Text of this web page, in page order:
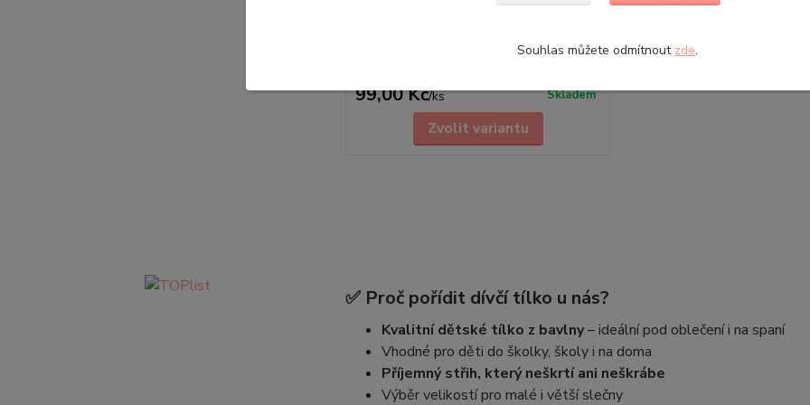
Novinka z kolekce Wolf podzim / zima
99,00 Kč/ks Skladem
Zvolit variantu
✅ Proč pořídit dívčí tílko u nás?
Kvalitní dětské tílko z bavlny– ideální pod oblečení i na spaní
Vhodné pro děti do školky, školy i na doma
Příjemný střih, který neškrtí ani neškrábe
Výběr velikostí pro malé i větší slečny
Souhlas můžete odmítnout zde.